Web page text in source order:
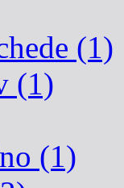
(1)
(1)
(1)